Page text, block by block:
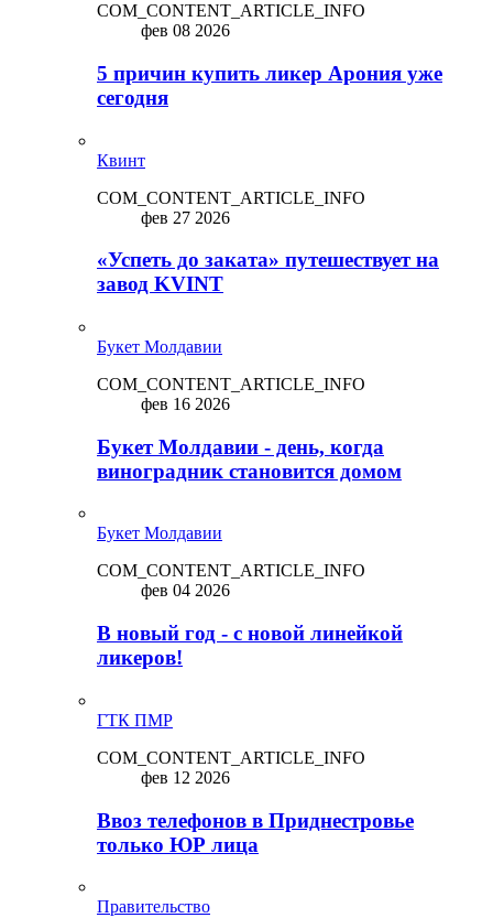
COM_CONTENT_ARTICLE_INFO
фев 08 2026
5 причин купить ликep Арония уже
сегодня
Квинт
COM_CONTENT_ARTICLE_INFO
фев 27 2026
«Успеть до заката» путешествует на
завод KVINT
Букет Молдавии
COM_CONTENT_ARTICLE_INFO
фев 16 2026
Букет Молдавии - день, когда
виноградник становится домом
Букет Молдавии
COM_CONTENT_ARTICLE_INFO
фев 04 2026
В новый год - с новой линейкой
ликepoв!
ГТК ПМР
COM_CONTENT_ARTICLE_INFO
фев 12 2026
Ввоз телефонов в Приднестровье
только ЮР лица
Правительство